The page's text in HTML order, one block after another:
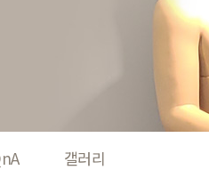
갤러리